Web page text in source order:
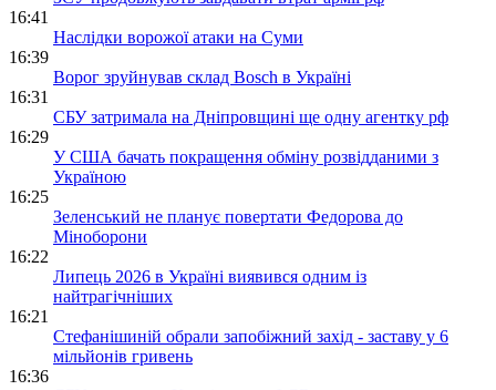
16:41
Наслідки ворожої атаки на Суми
16:39
Ворог зруйнував склад Bosch в Україні
16:31
СБУ затримала на Дніпровщині ще одну агентку рф
16:29
У США бачать покращення обміну розвідданими з
Україною
16:25
Зеленський не планує повертати Федорова до
Міноборони
16:22
Липець 2026 в Україні виявився одним із
найтрагічніших
16:21
Стефанішиній обрали запобіжний захід - заставу у 6
мільйонів гривень
16:36